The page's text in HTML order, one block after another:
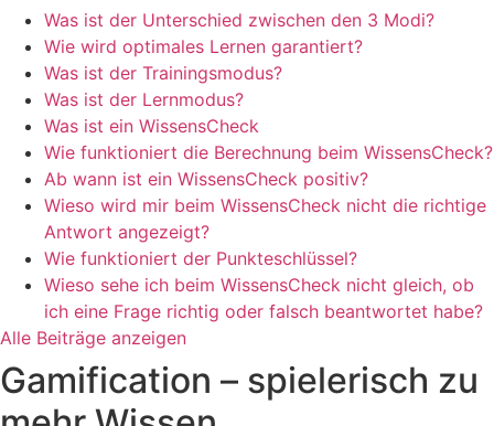
Was ist der Unterschied zwischen den 3 Modi?
Wie wird optimales Lernen garantiert?
Was ist der Trainingsmodus?
Was ist der Lernmodus?
Was ist ein WissensCheck
Wie funktioniert die Berechnung beim WissensCheck?
Ab wann ist ein WissensCheck positiv?
Wieso wird mir beim WissensCheck nicht die richtige
Antwort angezeigt?
Wie funktioniert der Punkteschlüssel?
Wieso sehe ich beim WissensCheck nicht gleich, ob
ich eine Frage richtig oder falsch beantwortet habe?
Alle Beiträge anzeigen
Gamification – spielerisch zu